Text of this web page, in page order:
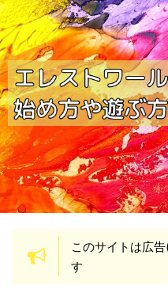
このサイトは広
す